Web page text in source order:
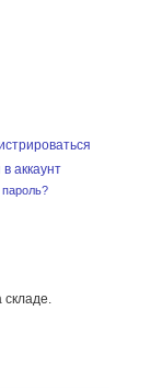
аккаунт
складе.